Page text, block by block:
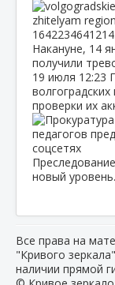
Накануне, 14
получили
19 июля 12:23
проверки их
новый уровень.
Все права на
"Кривого
наличии прямой